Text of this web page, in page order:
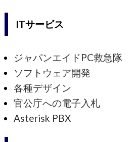
ITサービス
ジャパンエイドPC救急隊
ソフトウェア開発
各種デザイン
官公庁への電子入札
Asterisk PBX